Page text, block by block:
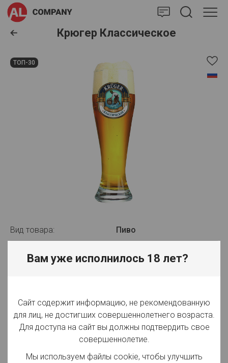
Крюгер Классическое
ТОП-30
Вид товара: Пиво
Крепость: 5%
Плотность:
Фильтрация: Фильтрованное
Вам уже исполнилось 18 лет?
Сайт содержит информацию, не рекомендованную
для лиц, не достигших совершеннолетнего возраста.
Для доступа на сайт вы должны подтвердить свое
совершеннолетие.
Мы используем файлы cookie, чтобы улучшить